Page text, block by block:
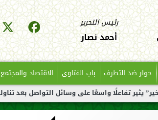
رئيس التحرير
أحمد نصار
حوار ضد التطرف باب الفتاوى الاقتصاد والمجتمع
واسعًا على وسائل التواصل بعد تناوله قضية